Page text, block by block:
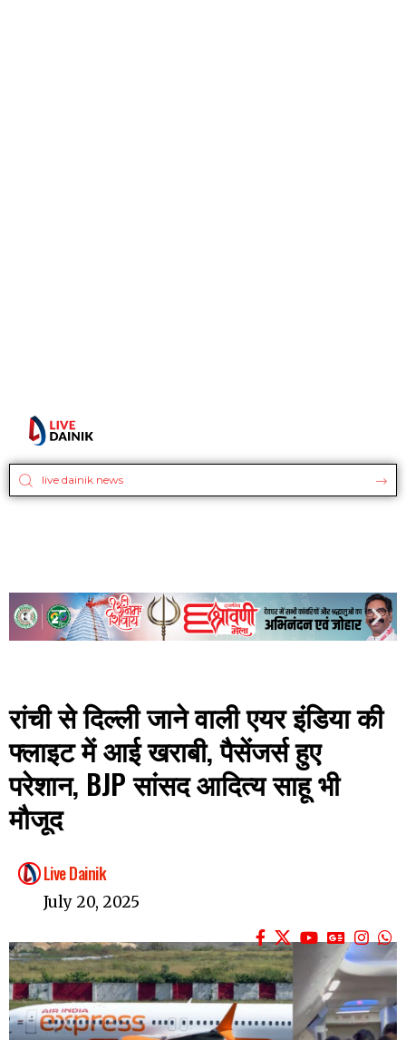
रांची से दिल्ली जाने वाली एयर इंडिया की
फ्लाइट में आई खराबी, पैसेंजर्स हुए
परेशान, BJP सांसद आदित्य साहू भी
मौजूद
Live Dainik
July 20, 2025